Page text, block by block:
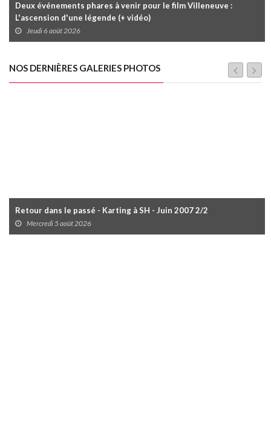
Deux événements phares à venir pour le film Villeneuve :
L'ascension d'une légende (+ vidéo)
Jeudi 6 août 2026
NOS DERNIÈRES GALERIES PHOTOS
Retour dans le passé - Karting à SH - Juin 2007 2/2
Mercredi 5 août 2026